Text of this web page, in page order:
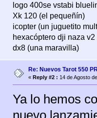
logo 400se vstabi
Xk 120 (el pequeñín)
icopter (un juguetito
hexacóptero dji naza
dx8 (una maravilla)
Re: Nuevos Tarot 550
« Reply #2 : 14 de Agosto
Ya lo hemos
nuevo